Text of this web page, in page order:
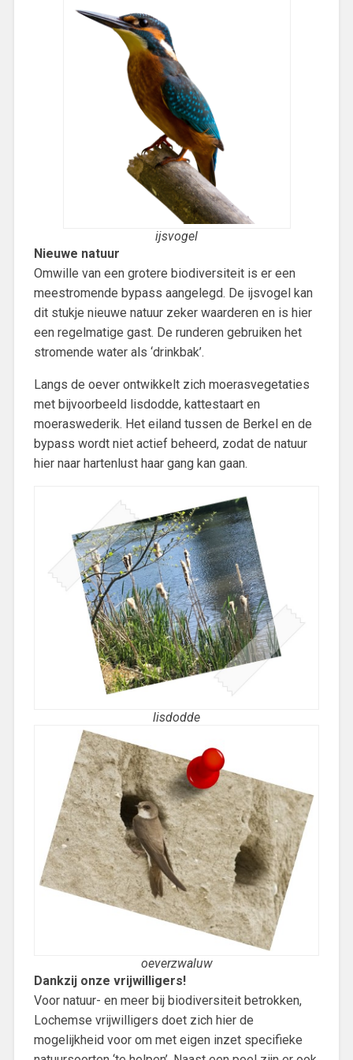
ijsvogel
Nieuwe natuur
Omwille van een grotere biodiversiteit is er een
meestromende bypass aangelegd. De ijsvogel kan
dit stukje nieuwe natuur zeker waarderen en is hier
een regelmatige gast. De runderen gebruiken het
stromende water als ‘drinkbak’.
Langs de oever ontwikkelt zich moerasvegetaties
met bijvoorbeeld lisdodde, kattestaart en
moeraswederik. Het eiland tussen de Berkel en de
bypass wordt niet actief beheerd, zodat de natuur
hier naar hartenlust haar gang kan gaan.
lisdodde
oeverzwaluw
Dankzij onze vrijwilligers!
Voor natuur- en meer bij biodiversiteit betrokken,
Lochemse vrijwilligers doet zich hier de
mogelijkheid voor om met eigen inzet specifieke